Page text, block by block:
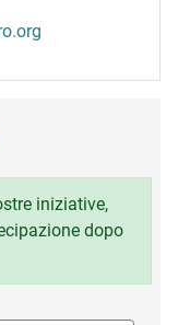
iniziative,
dopo